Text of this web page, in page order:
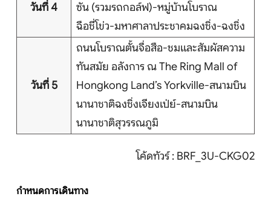
วันที่ 4
ซัน (รวมรถกอล์ฟ)-หมู่บ้านโบราณ
ฉือชี่โข่ว-มหาศาลาประชาคมฉงชิ่ง-ฉงชิ่ง
วันที่ 5
ถนนโบราณตั้นจื่อสือ-ชมและสัมผัสความ
ทันสมัย อลังการ ณ The Ring Mall of
Hongkong Land’s Yorkville-สนามบิน
นานาชาติฉงชิ่งเจียงเป่ย์-สนามบิน
นานาชาติสุวรรณภูมิ
โค้ดทัวร์ : BRF_3U-CKG02
กำหนดการเดินทาง